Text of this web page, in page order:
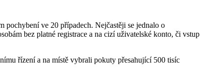
ve 20 případech. Nejčastěji se jednalo o
bez platné registrace a na cizí uživatelské konto, či vstup
řízení a na místě vybrali pokuty přesahující 500 tisíc